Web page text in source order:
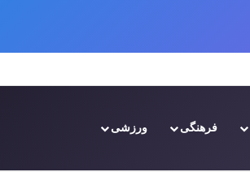
فرهنگی ورزشی